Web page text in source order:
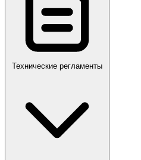
Технические регламенты